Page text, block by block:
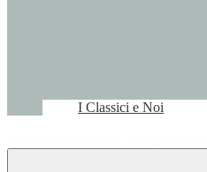
I Classici e Noi